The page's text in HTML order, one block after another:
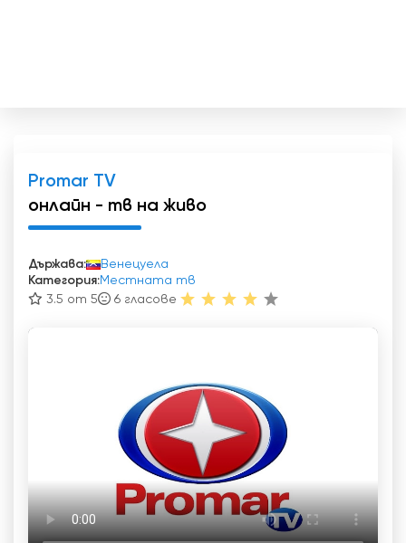
Promar TV
онлайн - тв на живо
Държава:
Венецуела
Категория:Местната тв
3.5 от 5
6 гласове